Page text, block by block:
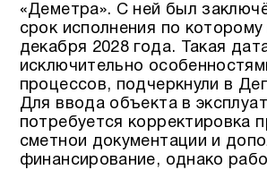
«Деметра». С ней был
срок исполнения по которому
декабря 2028 года. Такая
исключительно
процессов, подчеркнули в
Для ввода объекта в
потребуется корректировка
сметнои документации и
финансирование, однако